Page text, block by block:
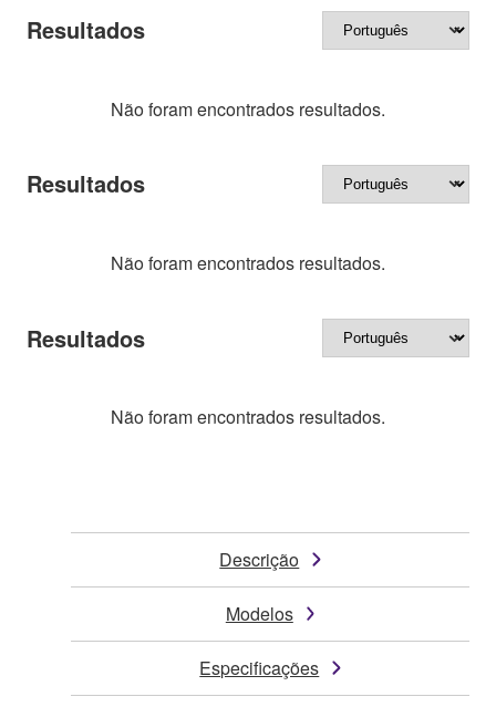
Resultados
Não foram encontrados resultados.
Resultados
Não foram encontrados resultados.
Resultados
Não foram encontrados resultados.
Descrição
Modelos
Especificações